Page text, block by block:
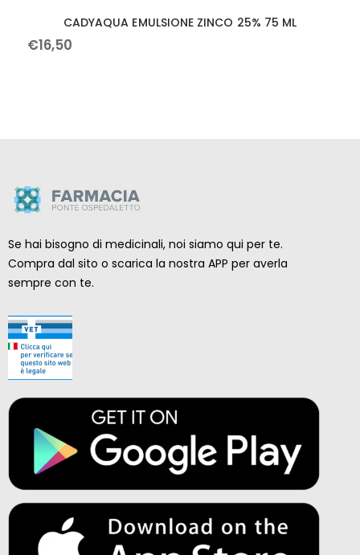
CADYAQUA EMULSIONE ZINCO 25% 75 ML
€16,50
Se hai bisogno di medicinali, noi siamo qui per te.
Compra dal sito o scarica la nostra APP per averla
sempre con te.